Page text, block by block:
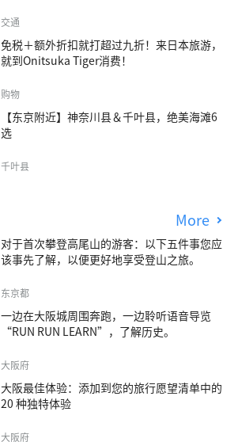
交通
免税＋额外折扣就打超过九折！来日本旅游，
就到Onitsuka Tiger消费！
购物
【东京附近】神奈川县＆千叶县，绝美海滩6
选
千叶县
More
对于首次攀登高尾山的游客：以下五件事您应
该事先了解，以便更好地享受登山之旅。
东京都
一边在大阪城周围奔跑，一边聆听语音导览
“RUN RUN LEARN”，了解历史。
大阪府
大阪最佳体验：添加到您的旅行愿望清单中的
20 种独特体验
大阪府